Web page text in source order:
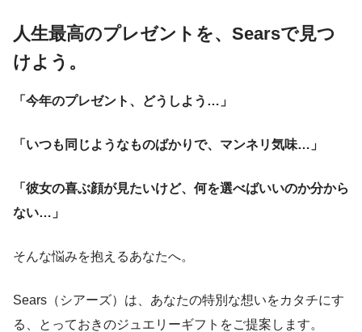
人生最高のプレゼントを、Searsで見つ
けよう。
「今年のプレゼント、どうしよう…」
「いつも同じようなものばかりで、マンネリ気味…」
「彼女の喜ぶ顔が見たいけど、何を選べばいいのか分から
ない…」
そんな悩みを抱えるあなたへ。
Sears（シアーズ）は、あなたの特別な想いをカタチにす
る、とっておきのジュエリーギフトをご提案します。